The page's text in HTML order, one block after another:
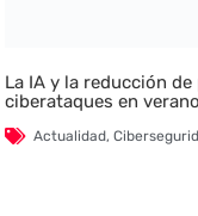
La IA y la reducción
ciberataques en verano
Actualidad,